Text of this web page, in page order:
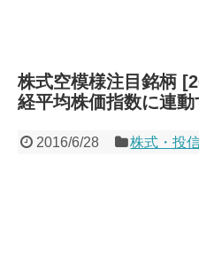
株式空模様注目銘柄
経平均株価指数に連
2016/6/28 株式・投